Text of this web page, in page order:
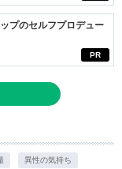
PR
プのセルフプロデュー
異性の気持ち